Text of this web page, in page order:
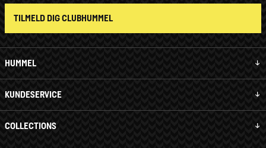
HUMMEL
KUNDESERVICE
COLLECTIONS
TILMELD DIG CLUBHUMMEL